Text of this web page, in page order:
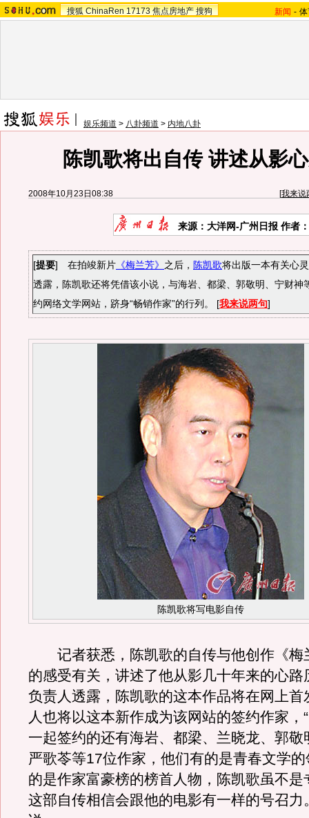
搜狐 ChinaRen 17173 焦点房地产 搜狗 新闻 -
娱乐频道 > 八卦频道 > 内地八卦
陈凯歌将出自传 讲述从影
2008年10月23日08:38 [我来说
来源：大洋网-广州日报 作者
[提要] 在拍竣新片 《梅兰芳》 之后， 陈凯歌将出版一本有关心
透露，陈凯歌还将凭借该小说，与海岩、都梁、郭敬明、宁财神
约网络文学网站，跻身“畅销作家”的行列。 [我来说两句]
陈凯歌将写电影自传
记者获悉，陈凯歌的自传与他创作《梅
的感受有关，讲述了他从影几十年来的心路
负责人透露，陈凯歌的这本作品将在网上首
人也将以这本新作成为该网站的签约作家，
一起签约的还有海岩、都梁、兰晓龙、郭敬
严歌苓等17位作家，他们有的是青春文学
的是作家富豪榜的榜首人物，陈凯歌虽不是
这部自传相信会跟他的电影有一样的号召力